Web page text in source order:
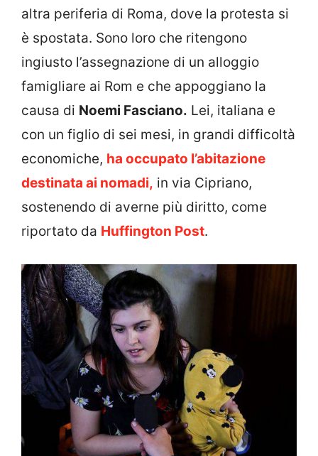
altra periferia di Roma, dove la protesta si
è spostata. Sono loro che ritengono
ingiusto l’assegnazione di un alloggio
famigliare ai Rom e che appoggiano la
causa di Noemi Fasciano. Lei, italiana e
con un figlio di sei mesi, in grandi difficoltà
economiche, ha occupato l’abitazione
destinata ai nomadi, in via Cipriano,
sostenendo di averne più diritto, come
riportato da Huffington Post.